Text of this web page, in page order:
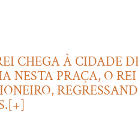
CHEGA À CIDADE
NESTA PRAÇA, O
[+]